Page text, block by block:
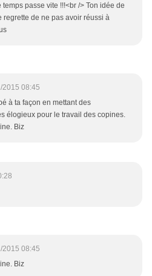
passe vite !!!<br /> Ton idée de
regrette de ne pas avoir réussi à
2015 08:45
à ta façon en mettant des
élogieux pour le travail des copines.
Biz
2015 08:45
Biz